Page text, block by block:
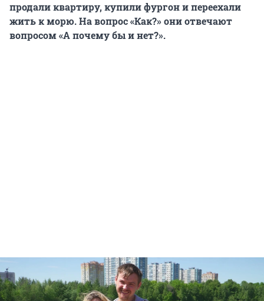
продали квартиру, купили фургон и переехали
жить к морю. На вопрос «Как?» они отвечают
вопросом «А почему бы и нет?».